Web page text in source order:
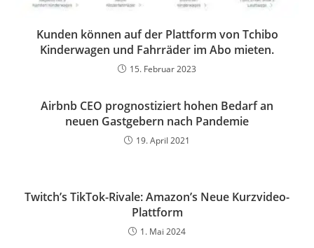
Kunden können auf der Plattform von Tchibo
Kinderwagen und Fahrräder im Abo mieten.
15. Februar 2023
Airbnb CEO prognostiziert hohen Bedarf an
neuen Gastgebern nach Pandemie
19. April 2021
Twitch’s TikTok-Rivale: Amazon’s Neue Kurzvideo-
Plattform
1. Mai 2024